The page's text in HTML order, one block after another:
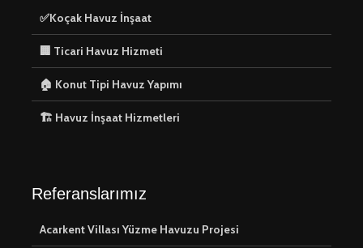
✅Koçak Havuz İnşaat
🏢 Ticari Havuz Hizmeti
🏠 Konut Tipi Havuz Yapımı
🏗️ Havuz İnşaat Hizmetleri
Referanslarımız
Acarkent Villası Yüzme Havuzu Projesi
Hizmeti
⚙️ Havuz
Kurulumu